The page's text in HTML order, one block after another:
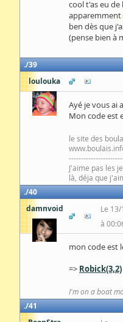
cool t'as eu de
apparemment
ben dès que
(pense bien à
39
loulouka
Ayé je vous ai
Mon code est
le site des
J'aime pas les
là, déja que
40
damnvoid
Le
à
mon code est
=> Robick(3,2)
I'm on a boat
41